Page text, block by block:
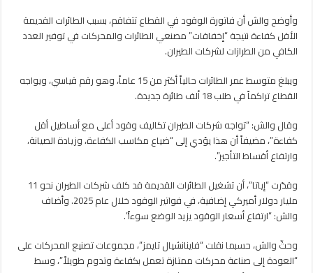
وأوضح والش أن فاتورة الوقود في القطاع تتفاقم، بسبب الطائرات القديمة
الأقل كفاءة نتيجة “إخفاقات” مصنعي الطائرات والمحركات في توفير العدد
الكافي من الطرازات لشركات الطيران.
ويبلغ متوسط ​​عمر الطائرات حالياً أكثر من 15 عاماً، وهو رقم قياسي، ويواجه
القطاع تراكماً في طلب 18 ألف طائرة جديدة.
وقال والش: “تواجه شركات الطيران تكاليف وقود أعلى مع أساطيل أقل
كفاءة”، مضيفاً أن هذا يؤدي إلى “ضياع مكاسب الكفاءة، وزيادة الصيانة،
وارتفاع أقساط التأجير”.
وقدّرت “إياتا”، أن تشغيل الطائرات القديمة قد كلف شركات الطيران نحو 11
مليار دولار أميركي إضافية، في فواتير الوقود خلال عام 2025. وأضاف
والش: “ارتفاع أسعار الوقود يزيد الوضع سوءاً”.
وحثّ والش، حسبما نقلت “فاينانشيال تايمز”، مجموعات تصنيع المحركات على
“العودة إلى صناعة محركات ممتازة تعمل بكفاءة وتدوم طويلاً”، وسط